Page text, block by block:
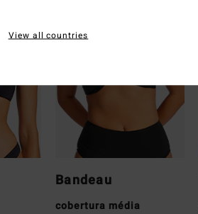
Bandeau
cobertura média
View all countries